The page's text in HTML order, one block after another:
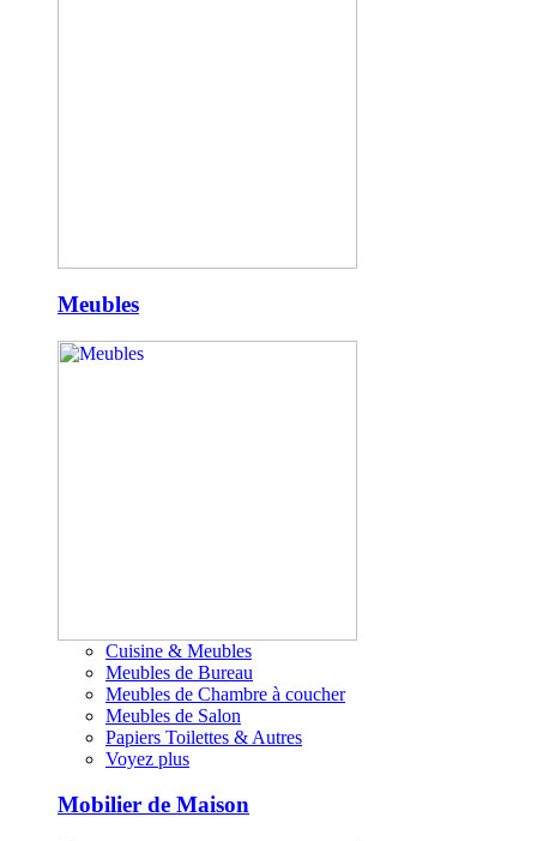
Meubles
Cuisine & Meubles
Meubles de Bureau
Meubles de Chambre à coucher
Meubles de Salon
Papiers Toilettes & Autres
Voyez plus
Mobilier de Maison